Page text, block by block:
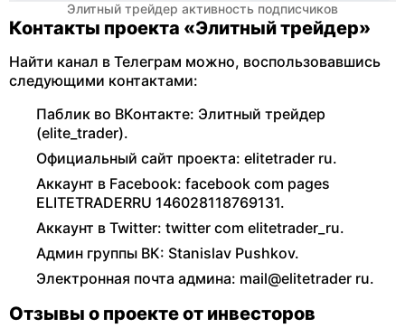
Элитный трейдер активность подписчиков
Контакты проекта «Элитный трейдер»
Найти канал в Телеграм можно, воспользовавшись
следующими контактами:
Паблик во ВКонтакте: Элитный трейдер
(elite_trader).
Официальный сайт проекта: elitetrader ru.
Аккаунт в Facebook: facebook com pages
ELITETRADERRU 146028118769131.
Аккаунт в Twitter: twitter com elitetrader_ru.
Админ группы ВК: Stanislav Pushkov.
Электронная почта админа: mail@elitetrader ru.
Отзывы о проекте от инвесторов